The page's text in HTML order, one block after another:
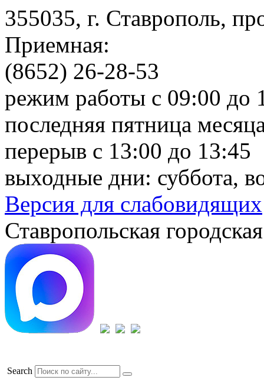
355035, г. Ставрополь,
Приемная:
(8652) 26-28-53
режим работы с 09:00 до
последняя пятница
перерыв с 13:00 до 13:45
выходные дни: суббота,
Версия для слабовидящих
Ставропольская
Search